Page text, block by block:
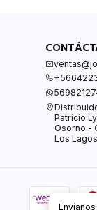
Patricio
Osorno -
Los